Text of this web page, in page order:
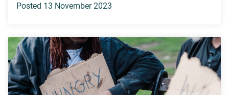
Posted 13 November 2023